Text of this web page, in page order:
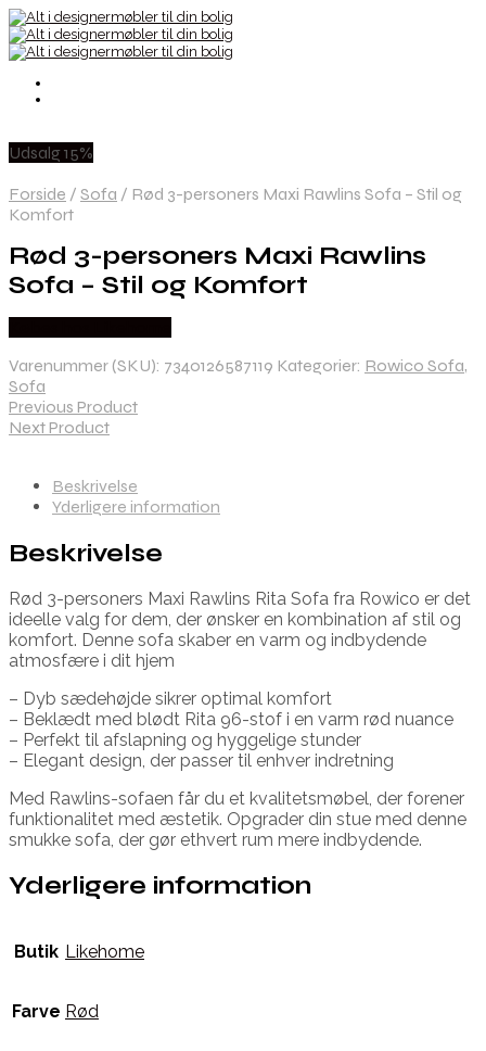
Udsalg 15%
Forside / Sofa / Rød 3-personers Maxi Rawlins Sofa – Stil og
Komfort
Rød 3-personers Maxi Rawlins
Sofa – Stil og Komfort
Varenummer (SKU): 7340126587119 Kategorier: Rowico Sofa,
Sofa
Previous Product
Next Product
Beskrivelse
Yderligere information
Beskrivelse
Rød 3-personers Maxi Rawlins Rita Sofa fra Rowico er det
ideelle valg for dem, der ønsker en kombination af stil og
komfort. Denne sofa skaber en varm og indbydende
atmosfære i dit hjem
– Dyb sædehøjde sikrer optimal komfort
– Beklædt med blødt Rita 96-stof i en varm rød nuance
– Perfekt til afslapning og hyggelige stunder
– Elegant design, der passer til enhver indretning
Med Rawlins-sofaen får du et kvalitetsmøbel, der forener
funktionalitet med æstetik. Opgrader din stue med denne
smukke sofa, der gør ethvert rum mere indbydende.
Yderligere information
Butik Likehome
Farve Rød